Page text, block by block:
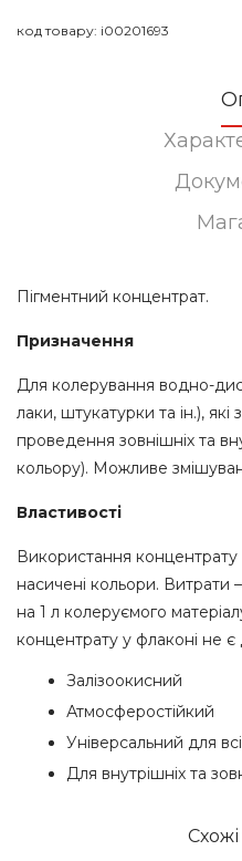
код товару: i00201693
Пігментний концентрат.
Призначення
Для колерування водно-
лаки, штукатурки та ін.),
проведення зовнішніх та
кольору). Можливе
Властивості
Використання концентрату
насичені кольори. Витрати
на 1 л колеруємого
концентрату у флаконі не
Залізоокисний
Атмосферостійкий
Універсальний для
Для внутрішніх та